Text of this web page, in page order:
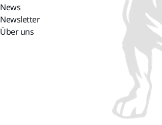
News
Newsletter
Über uns